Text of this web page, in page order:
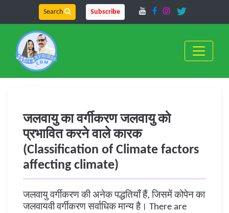
Search Subscribe
जलवायु का वर्गीकरण जलवायु को
प्रभावित करने वाले कारक
(Classification of Climate factors
affecting climate)
जलवायु वर्गीकरण की अनेक पद्धतियाँ हैं, जिसमें कोपेन का
जलवायवी वर्गीकरण सर्वाधिक मान्य है। There are